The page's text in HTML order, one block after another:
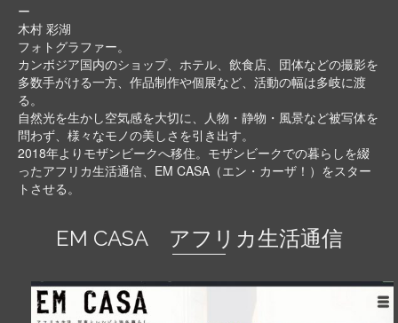
ー
木村 彩湖
フォトグラファー。
カンボジア国内のショップ、ホテル、飲食店、団体などの撮影を
多数手がける一方、作品制作や個展など、活動の幅は多岐に渡
る。
自然光を生かし空気感を大切に、人物・静物・風景など被写体を
問わず、様々なモノの美しさを引き出す。
2018年よりモザンビークへ移住。モザンビークでの暮らしを綴
ったアフリカ生活通信、EM CASA（エン・カーザ！）をスター
トさせる。
EM CASA アフリカ生活通信